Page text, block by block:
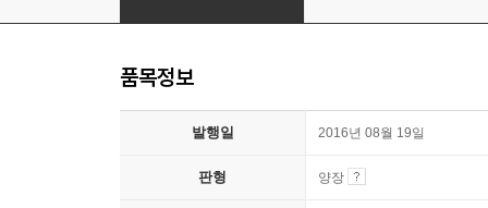
품목정보
발행일 2016년 08월 19일
판형 양장